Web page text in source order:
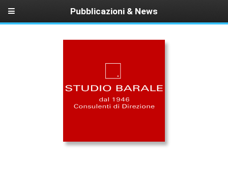
Pubblicazioni & News